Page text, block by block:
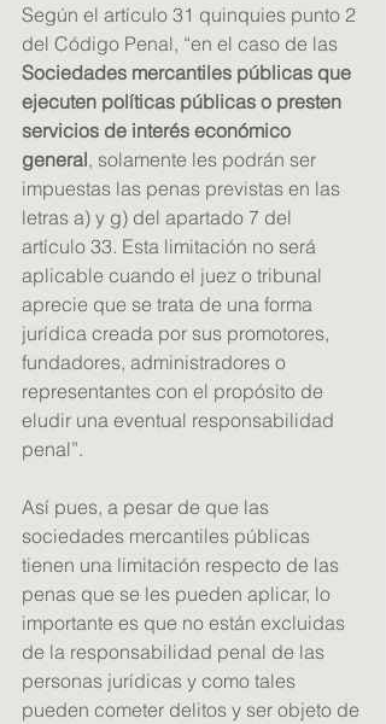
Según el artículo 31 quinquies punto 2
del Código Penal, “en el caso de las
Sociedades mercantiles públicas que
ejecuten políticas públicas o presten
servicios de interés económico
general, solamente les podrán ser
impuestas las penas previstas en las
letras a) y g) del apartado 7 del
artículo 33. Esta limitación no será
aplicable cuando el juez o tribunal
aprecie que se trata de una forma
jurídica creada por sus promotores,
fundadores, administradores o
representantes con el propósito de
eludir una eventual responsabilidad
penal”.
Así pues, a pesar de que las
sociedades mercantiles públicas
tienen una limitación respecto de las
penas que se les pueden aplicar, lo
importante es que no están excluidas
de la responsabilidad penal de las
personas jurídicas y como tales
pueden cometer delitos y ser objeto de